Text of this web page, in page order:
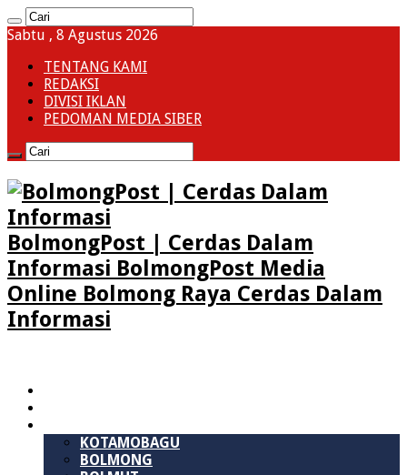
Sabtu , 8 Agustus 2026
TENTANG KAMI
REDAKSI
DIVISI IKLAN
PEDOMAN MEDIA SIBER
BolmongPost | Cerdas Dalam
Informasi BolmongPost Media
Online Bolmong Raya Cerdas Dalam
Informasi
KOTAMOBAGU
BOLMONG